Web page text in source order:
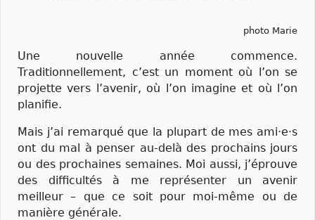
photo Marie
Une nouvelle année commence.
Traditionnellement, c’est un moment où l’on se
projette vers l’avenir, où l’on imagine et où l’on
planifie.
Mais j’ai remarqué que la plupart de mes ami·e·s
ont du mal à penser au-delà des prochains jours
ou des prochaines semaines. Moi aussi, j’éprouve
des difficultés à me représenter un avenir
meilleur – que ce soit pour moi-même ou de
manière générale.